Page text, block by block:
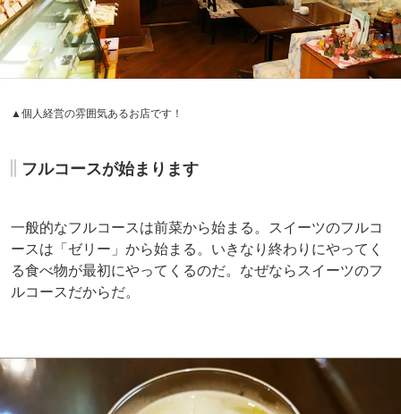
▲個人経営の雰囲気あるお店です！
フルコースが始まります
一般的なフルコースは前菜から始まる。スイーツのフルコ
ースは「ゼリー」から始まる。いきなり終わりにやってく
る食べ物が最初にやってくるのだ。なぜならスイーツのフ
ルコースだからだ。